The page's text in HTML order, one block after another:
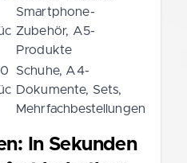
Smartphone-
Zubehör, A5-
Produkte
Schuhe, A4-
Dokumente, Sets,
Mehrfachbestellungen
In Sekunden